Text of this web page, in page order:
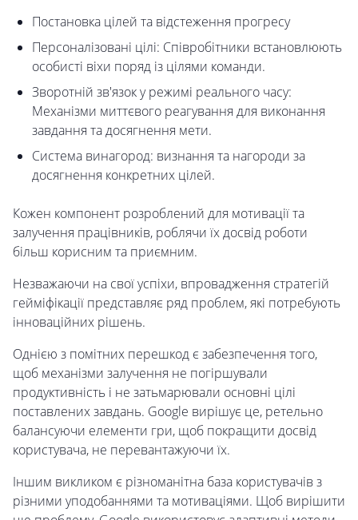
Постановка цілей та відстеження прогресу
Персоналізовані цілі: Співробітники встановлюють
особисті віхи поряд із цілями команди.
Зворотній зв'язок у режимі реального часу:
Механізми миттєвого реагування для виконання
завдання та досягнення мети.
Система винагород: визнання та нагороди за
досягнення конкретних цілей.
Кожен компонент розроблений для мотивації та
залучення працівників, роблячи їх досвід роботи
більш корисним та приємним.
Незважаючи на свої успіхи, впровадження стратегій
гейміфікації представляє ряд проблем, які потребують
інноваційних рішень.
Однією з помітних перешкод є забезпечення того,
щоб механізми залучення не погіршували
продуктивність і не затьмарювали основні цілі
поставлених завдань. Google вирішує це, ретельно
балансуючи елементи гри, щоб покращити досвід
користувача, не перевантажуючи їх.
Іншим викликом є різноманітна база користувачів з
різними уподобаннями та мотиваціями. Щоб вирішити